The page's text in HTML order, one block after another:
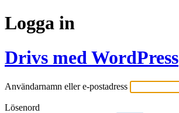
Logga in
Drivs med WordPress
Användarnamn eller e-postadress
Lösenord